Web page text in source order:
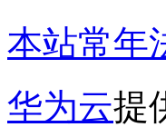
本站常年
华为云提